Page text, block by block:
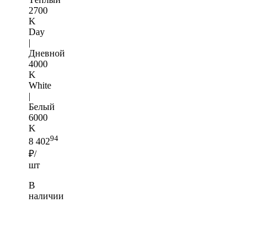
2700
K
Day
|
Дневной
4000
K
White
|
Белый
6000
K
8 40294
₽/
шт
В
наличии